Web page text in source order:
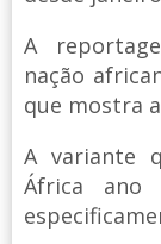
A
nação
que mostra
A variante
África ano